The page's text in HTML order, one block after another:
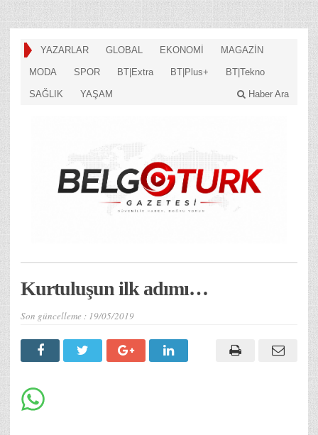
YAZARLAR GLOBAL EKONOMİ MAGAZİN
MODA SPOR BT|Extra BT|Plus+ BT|Tekno
SAĞLIK YAŞAM Haber Ara
Kurtuluşun ilk adımı…
Son güncelleme : 19/05/2019